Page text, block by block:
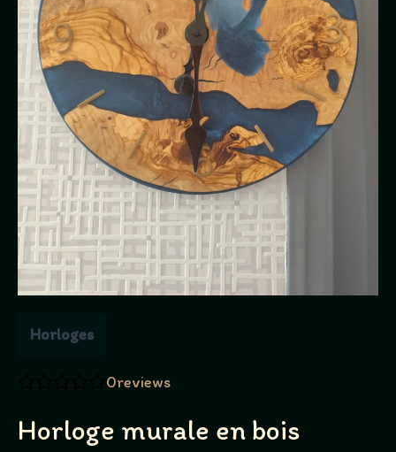
Horloges
0reviews
Horloge murale en bois